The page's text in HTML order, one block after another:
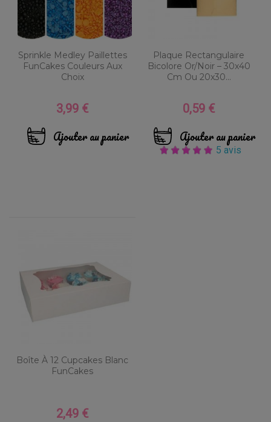
Sprinkle Medley Paillettes
FunCakes Couleurs Aux
Choix
Prix
3,99 €
Ajouter au panier
Plaque Rectangulaire
Bicolore Or/Noir – 30x40
Cm Ou 20x30...
Prix
0,59 €
Ajouter au panier
5 avis
Boîte À 12 Cupcakes Blanc
FunCakes
Prix
2,49 €